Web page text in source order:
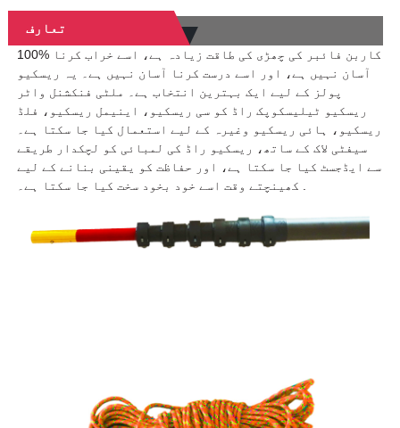
تعارف
100% کاربن فائبر کی چھڑی کی طاقت زیادہ ہے، اسے خراب کرنا
آسان نہیں ہے، اور اسے درست کرنا آسان نہیں ہے۔ یہ ریسکیو
پولز کے لیے ایک بہترین انتخاب ہے۔ ملٹی فنکشنل واٹر
ریسکیو ٹیلیسکوپک راڈ کو سی ریسکیو، اینیمل ریسکیو، فلڈ
ریسکیو، ہائی ریسکیو وغیرہ کے لیے استعمال کیا جا سکتا ہے۔
سیفٹی لاک کے ساتھ، ریسکیو راڈ کی لمبائی کو لچکدار طریقے
سے ایڈجسٹ کیا جا سکتا ہے، اور حفاظت کو یقینی بنانے کے لیے
کھینچتے وقت اسے خود بخود سخت کیا جا سکتا ہے۔ .